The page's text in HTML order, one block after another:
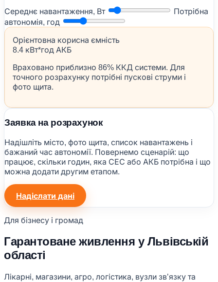
Середнє навантаження, Вт
Потрібна
автономія, год
Орієнтовна корисна ємність
8.4 кВт*год АКБ
Враховано приблизно 86% ККД системи. Для
точного розрахунку потрібні пускові струми і
фото щита.
Заявка на розрахунок
Надішліть місто, фото щита, список навантажень і
бажаний час автономії. Повернемо сценарій: що
працює, скільки годин, яка СЕС або АКБ потрібна і що
можна додати другим етапом.
Надіслати дані
Для бізнесу і громад
Гарантоване живлення у Львівській
області
Лікарні, магазини, агро, логістика, вузли звʼязку та